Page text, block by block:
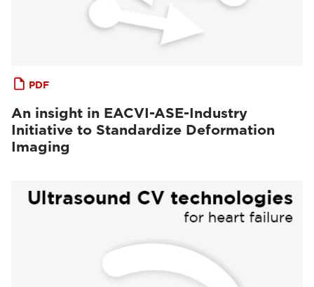
PDF
An insight in EACVI-ASE-Industry
Initiative to Standardize Deformation
Imaging